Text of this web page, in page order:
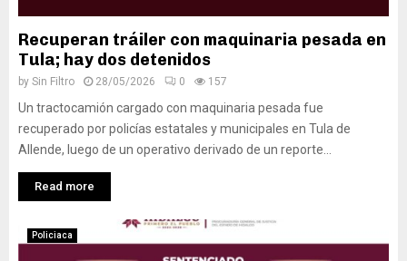
Recuperan tráiler con maquinaria pesada en
Tula; hay dos detenidos
by Sin Filtro 28/05/2026 0 157
Un tractocamión cargado con maquinaria pesada fue
recuperado por policías estatales y municipales en Tula de
Allende, luego de un operativo derivado de un reporte...
Read more
Policiaca